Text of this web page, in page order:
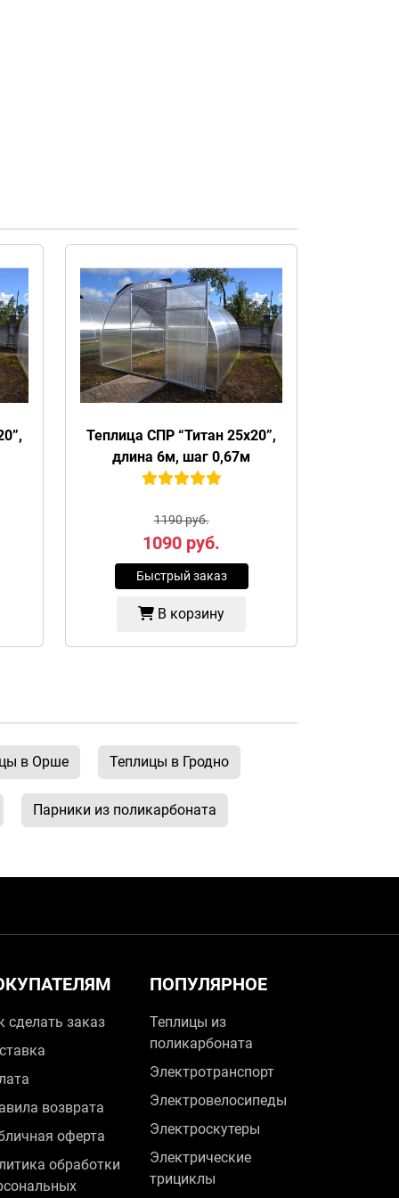
Теплица СПР “Титан 25х20”,
длина 6м, шаг 0,67м
1190 руб.
1090 руб.
Быстрый заказ
В корзину
в Орше Теплицы в Гродно
Парники из поликарбоната
сделать заказ
возврата
оферта
обработки
ПОПУЛЯРНОЕ
Теплицы из
поликарбоната
Электротранспорт
Электровелосипеды
Электроскутеры
Электрические
трициклы